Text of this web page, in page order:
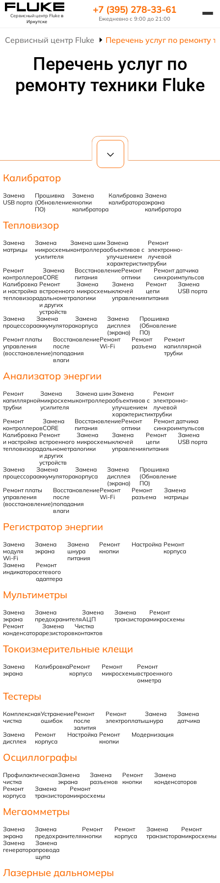
Сервисный центр Flukeв
Иркутске
+7 (395) 278-33-61
Ежедневно с 9:00 до 21:00
Сервисный центр Fluke Перечень услуг по ремонту
Перечень услуг по
ремонту техники Fluke
Калибратор
Замена
USB порта
Прошивка
(Обновление
ПО)
Замена
кнопки
калибратора
Калибровка
калибратора
Замена
экрана
калибратора
Тепловизор
Замена
матрицы
Замена
микросхемы
усилителя
Замена шим
контроллера
Замена
объективов с
улучшением
характеристик
Ремонт
электронно-
лучевой
трубки
Ремонт
контроллеров
Замена
CORE
Восстановление
питания
Ремонт
оптики
Ремонт датчика
синхроимпульсов
Калибровка
и настройка
тепловизора
Ремонт
встроенного
дальнометра
и других
устройств
Замена
микросхемы
логики
Замена
ключей
управления
Ремонт
цепи
питания
Замена
USB порта
Замена
процессора
Замена
аккумулятора
Замена
корпуса
Замена
дисплея
(экрана)
Прошивка
(Обновление
ПО)
Ремонт платы
управления
(восстановление)
Восстановление
после
попадания
влаги
Ремонт
Wi-Fi
Ремонт
разъема
Ремонт
капиллярной
трубки
Анализатор энергии
Ремонт
капиллярной
трубки
Замена
микросхемы
усилителя
Замена шим
контроллера
Замена
объективов с
улучшением
характеристик
Ремонт
электронно-
лучевой
трубки
Ремонт
контроллеров
Замена
CORE
Восстановление
питания
Ремонт
оптики
Ремонт датчика
синхроимпульсов
Калибровка
и настройка
тепловизора
Ремонт
встроенного
дальнометра
и других
устройств
Замена
микросхемы
логики
Замена
ключей
управления
Ремонт
цепи
питания
Замена
USB порта
Замена
процессора
Замена
аккумулятора
Замена
корпуса
Замена
дисплея
(экрана)
Прошивка
(Обновление
ПО)
Ремонт платы
управления
(восстановление)
Восстановление
после
попадания
влаги
Ремонт
Wi-Fi
Ремонт
разъема
Замена
матрицы
Регистратор энергии
Замена
модуля
Wi-Fi
Замена
экрана
Замена
шнура
питания
Ремонт
кнопки
Настройка Ремонт
корпуса
Замена
индикатора
Ремонт
сетевого
адаптера
Мультиметры
Замена
экрана
Замена
предохранителя
Замена
АЦП
Замена
транзистора
Ремонт
микросхемы
Ремонт
конденсатора
Замена
резисторов
Чистка
контактов
Токоизмерительные клещи
Замена
экрана
КалибровкаРемонт
корпуса
Ремонт
микросхемы
Ремонт
встроенного
омметра
Тестеры
Комплексная
чистка
Устранение
ошибок
Ремонт
после
залития
Ремонт
электроплаты
Замена
шнура
Замена
датчика
Замена
дисплея
Ремонт
корпуса
Настройка Ремонт
кнопки
Модернизация
Осциллографы
Профилактическая
чистка
Замена
экрана
Замена
разъемов
Ремонт
кнопки
Замена
конденсаторов
Ремонт
корпуса
Замена
транзистора
Ремонт
микросхемы
Мегаомметры
Замена
экрана
Замена
предохранителя
Ремонт
кнопки
Ремонт
корпуса
Замена
транзистора
Ремонт
микросхемы
Замена
генератора
Замена
провода
щупа
Лазерные дальномеры